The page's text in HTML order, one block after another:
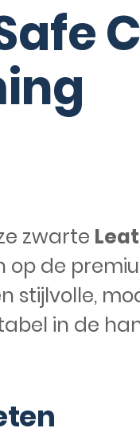
zwarte
op de
stijlvolle,
in de